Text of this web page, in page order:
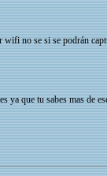
no se si se podrán
ya que tu sabes mas de